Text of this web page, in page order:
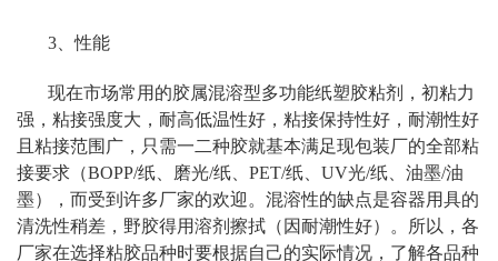
3、性能
现在市场常用的胶属混溶型多功能纸塑胶粘剂，初粘力
强，粘接强度大，耐高低温性好，粘接保持性好，耐潮性好
且粘接范围广，只需一二种胶就基本满足现包装厂的全部粘
接要求（BOPP/纸、磨光/纸、PET/纸、UV光/纸、油墨/油
墨），而受到许多厂家的欢迎。混溶性的缺点是容器用具的
清洗性稍差，野胶得用溶剂擦拭（因耐潮性好）。所以，各
厂家在选择粘胶品种时要根据自己的实际情况，了解各品种